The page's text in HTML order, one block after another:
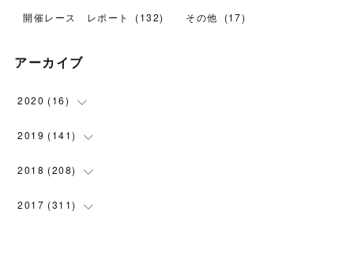
開催レース レポート
(132) その他 (17)
アーカイブ
2020 (16)
(1)
(6)
(9 )
2019 (141)
(24)
(38)
2018 (208)
(11)
2017 (311)